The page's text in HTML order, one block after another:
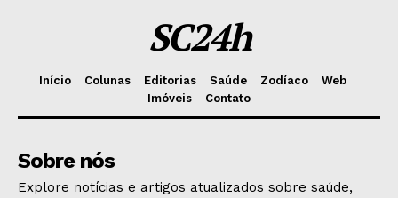
SC24h
Início Colunas Editorias Saúde Zodíaco
Web
Imóveis
Contato
Sobre nós
Explore notícias e artigos atualizados sobre saúde,